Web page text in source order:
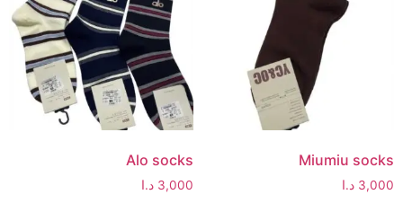
Miumiu socks
3,000 د.ا
Alo socks
3,000 د.ا